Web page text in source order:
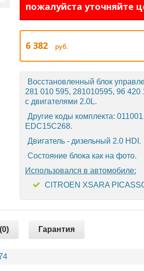
пожалуйста уточняйте
6 382 руб.
Восстановленный блок
281 010 595, 281010595, 96 420
с двигателями 2.0L.
Другие коды комплекта:
EDC15C268.
Двигатель - дизельный 2.0 HDI.
Состояние блока как на фото.
Использовался в автомобиле:
CITROEN XSARA
Гарантия